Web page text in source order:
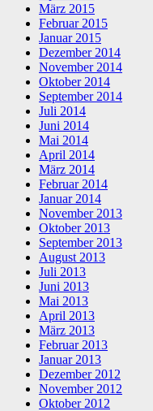
März 2015
Februar 2015
Januar 2015
Dezember 2014
November 2014
Oktober 2014
September 2014
Juli 2014
Juni 2014
Mai 2014
April 2014
März 2014
Februar 2014
Januar 2014
November 2013
Oktober 2013
September 2013
August 2013
Juli 2013
Juni 2013
Mai 2013
April 2013
März 2013
Februar 2013
Januar 2013
Dezember 2012
November 2012
Oktober 2012